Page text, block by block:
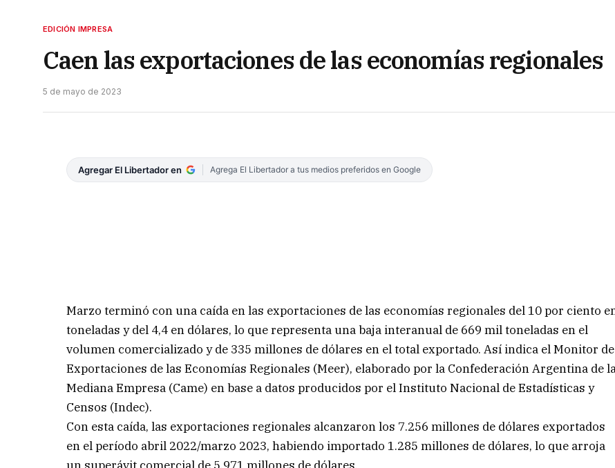
EDICIÓN IMPRESA
Caen las exportaciones de las economías regionales
5 de mayo de 2023
Agregar El Libertador en Agrega El Libertador a tus medios preferidos en Google
Marzo terminó con una caída en las exportaciones de las economías regionales del 10 por ciento
toneladas y del 4,4 en dólares, lo que representa una baja interanual de 669 mil toneladas en el
volumen comercializado y de 335 millones de dólares en el total exportado. Así indica el Monitor de
Exportaciones de las Economías Regionales (Meer), elaborado por la Confederación Argentina de
Mediana Empresa (Came) en base a datos producidos por el Instituto Nacional de Estadísticas y
Censos (Indec).
Con esta caída, las exportaciones regionales alcanzaron los 7.256 millones de dólares exportados
en el período abril 2022/marzo 2023, habiendo importado 1.285 millones de dólares, lo que arroja
un superávit comercial de 5.971 millones de dólares.